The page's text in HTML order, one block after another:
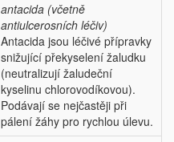
antacida (včetně
antiulcerosních léčiv)
Antacida jsou léčivé přípravky
snižující překyselení žaludku
(neutralizují žaludeční
kyselinu chlorovodíkovou).
Podávají se nejčastěji při
pálení žáhy pro rychlou úlevu.